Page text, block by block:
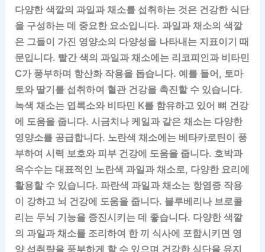
다양한 색깔의 과일과 채소를 섭취하는 것은 건강한 식단
을 구성하는 데 중요한 요소입니다. 과일과 채소의 색깔
은 그들이 가진 영양소의 다양성을 나타내는 지표이기 때
문입니다. 빨간 색의 과일과 채소에는 리코피인과 비타민
C가 풍부하며 항산화 작용을 돕습니다. 예를 들어, 토마
토와 딸기를 섭취하여 혈관 건강을 촉진할 수 있습니다.
녹색 채소는 엽록소와 비타민 K를 함유하고 있어 뼈 건강
에 도움을 줍니다. 시금치나 케일과 같은 채소는 다양한
영양소를 공급합니다. 노란색 채소에는 베타카로틴이 풍
부하여 시력 보호와 피부 건강에 도움을 줍니다. 호박과
옥수수는 대표적인 노란색 과일과 채소로, 다양한 요리에
활용할 수 있습니다. 파란색 과일과 채소는 항염증 작용
이 강하고 뇌 건강에 도움을 줍니다. 블루베리나 브로콜
리는 두뇌 기능을 증진시키는 데 좋습니다. 다양한 색깔
의 과일과 채소를 조리하여 한 끼 식사에 포함시키면 영
양 섭취량을 풍부하게 할 수 있으며 건강한 식단을 유지